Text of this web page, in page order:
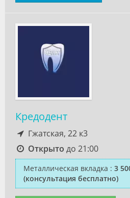
Кредодент
Гжатская, 22 к3
Открыто до 21:00
Металлическая вкладка : 3
(консультация бесплатно)